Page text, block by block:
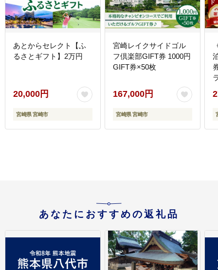
あとからセレクト【ふ
るさとギフト】2万円
20,000円
宮崎県 宮崎市
宮崎レイクサイドゴル
フ倶楽部GIFT券 1000円
GIFT券×50枚
167,000円
宮崎県 宮崎市
あなたにおすすめの返礼品